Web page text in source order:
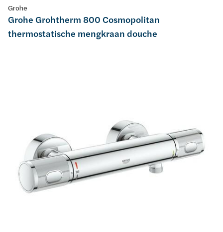
Grohe
Grohe Grohtherm 800 Cosmopolitan
thermostatische mengkraan douche